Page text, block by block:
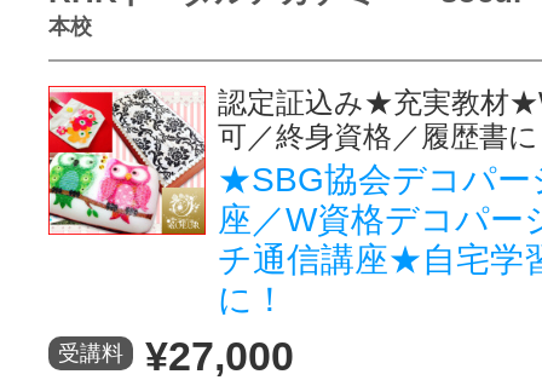
本校
認定証込み★充実教材
可／終身資格／履歴書
★SBG協会デコパー
座／W資格デコパー
チ通信講座★自宅学
に！
受講料 ¥27,000